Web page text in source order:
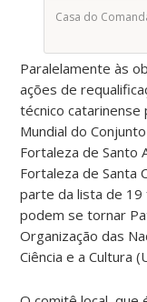
Casa do
Paralelamente às
ações de
técnico catarinense
Mundial do
Fortaleza de Santo
Fortaleza de Santa
parte da lista de
podem se tornar
Organização das
Ciência e a Cultura